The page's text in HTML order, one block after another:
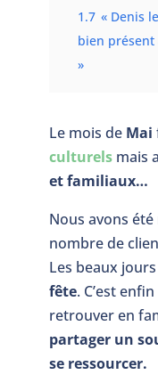
1.7 « Denis
bien
»
Le mois de Mai
culturelsmais
et familiaux…
Nous avons
nombre de
Les beaux
fête. C’est
retrouver en
partager un
se ressourcer.